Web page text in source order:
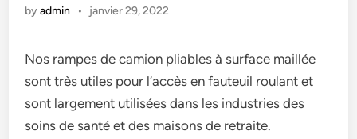
byadmin • janvier 29, 2022
Nos rampes de camion pliables à surface maillée
sont très utiles pour l’accès en fauteuil roulant et
sont largement utilisées dans les industries des
soins de santé et des maisons de retraite.